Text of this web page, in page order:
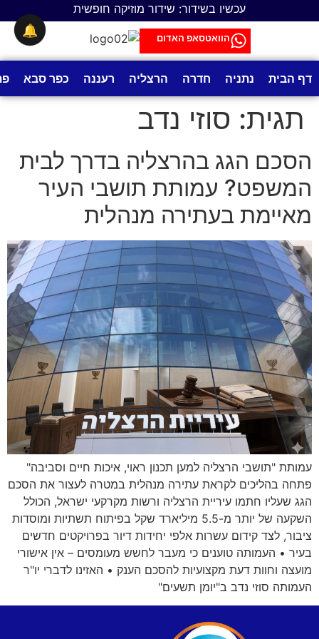
עכשיו בשידור: שידור מוזיקה חופשית
הוואטסאפ האדום
דף הבית נתניה חדרה הרצליה רעננה כפר סבא
תגית: סוזי נדב
הסכם הגג בהרצליה בדרך לבית
המשפט? עמותת תושבי העיר
מאיימת בעתירה מנהלית
עמותת "תושבי הרצליה למען תכנון ראוי, איכות חיים וסביבה"
פתחה בהליכים לקראת עתירה מנהלית במטרה לעצור את הסכם
הגג שעליו חתמו עיריית הרצליה ורשות מקרקעי ישראל, הכולל
השקעה של יותר מ-5.5 מיליארד שקל בפיתוח תשתיות ומוסדות
ציבור, לצד קידום עשרות אלפי יחידות דיור בפרויקטים חדשים
בעיר • העמותה טוענים כי מעבר לחשש מעומסים – אין אישורי
מועצה וחוות דעת מקצועיות להסכם הענק • האזינו לדברי יו"ר
העמותה סוזי נדב ב"יומן תשעים"
🔔